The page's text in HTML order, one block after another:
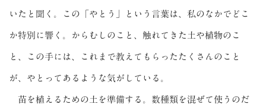
いたと聞く。この「やとう」という言葉は、私のなかでどこ
か特別に響く。からむしのこと、触れてきた土や植物のこ
と、この手には、これまで教えてもらったたくさんのこと
が、やとってあるような気がしている。
苗を植えるための土を準備する。数種類を混ぜて使うのだ